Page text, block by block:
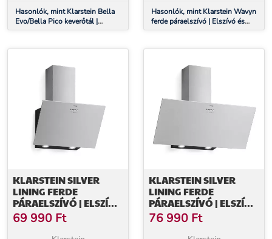
MOSOGATÓGÉPBEN
MOSHATÓ
Hasonlók, mint Klarstein Bella
Evo/Bella Pico keverőtál |
rozsdamentes acél | 5 liter | 0,6
mosható | mosogatógépben
Hasonlók, mint Klarstein Wavyn
ferde páraelszívó | Elszívó és
keringtető üzemmód | Kiváló
cm
KLARSTEIN SILVER
LINING FERDE
PÁRAELSZÍVÓ | ELSZÍVÓ
ÉS KERINGTETŐ
ÜZEMMÓD | KIVÁLÓ
69 990 Ft
KLARSTEIN SILVER
LINING FERDE
PÁRAELSZÍVÓ | ELSZÍVÓ
ÉS KERINGTETŐ
ÜZEMMÓD | KIVÁLÓ
76 990 Ft